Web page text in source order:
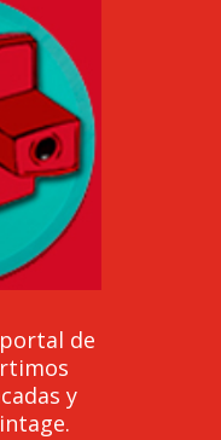
de
y